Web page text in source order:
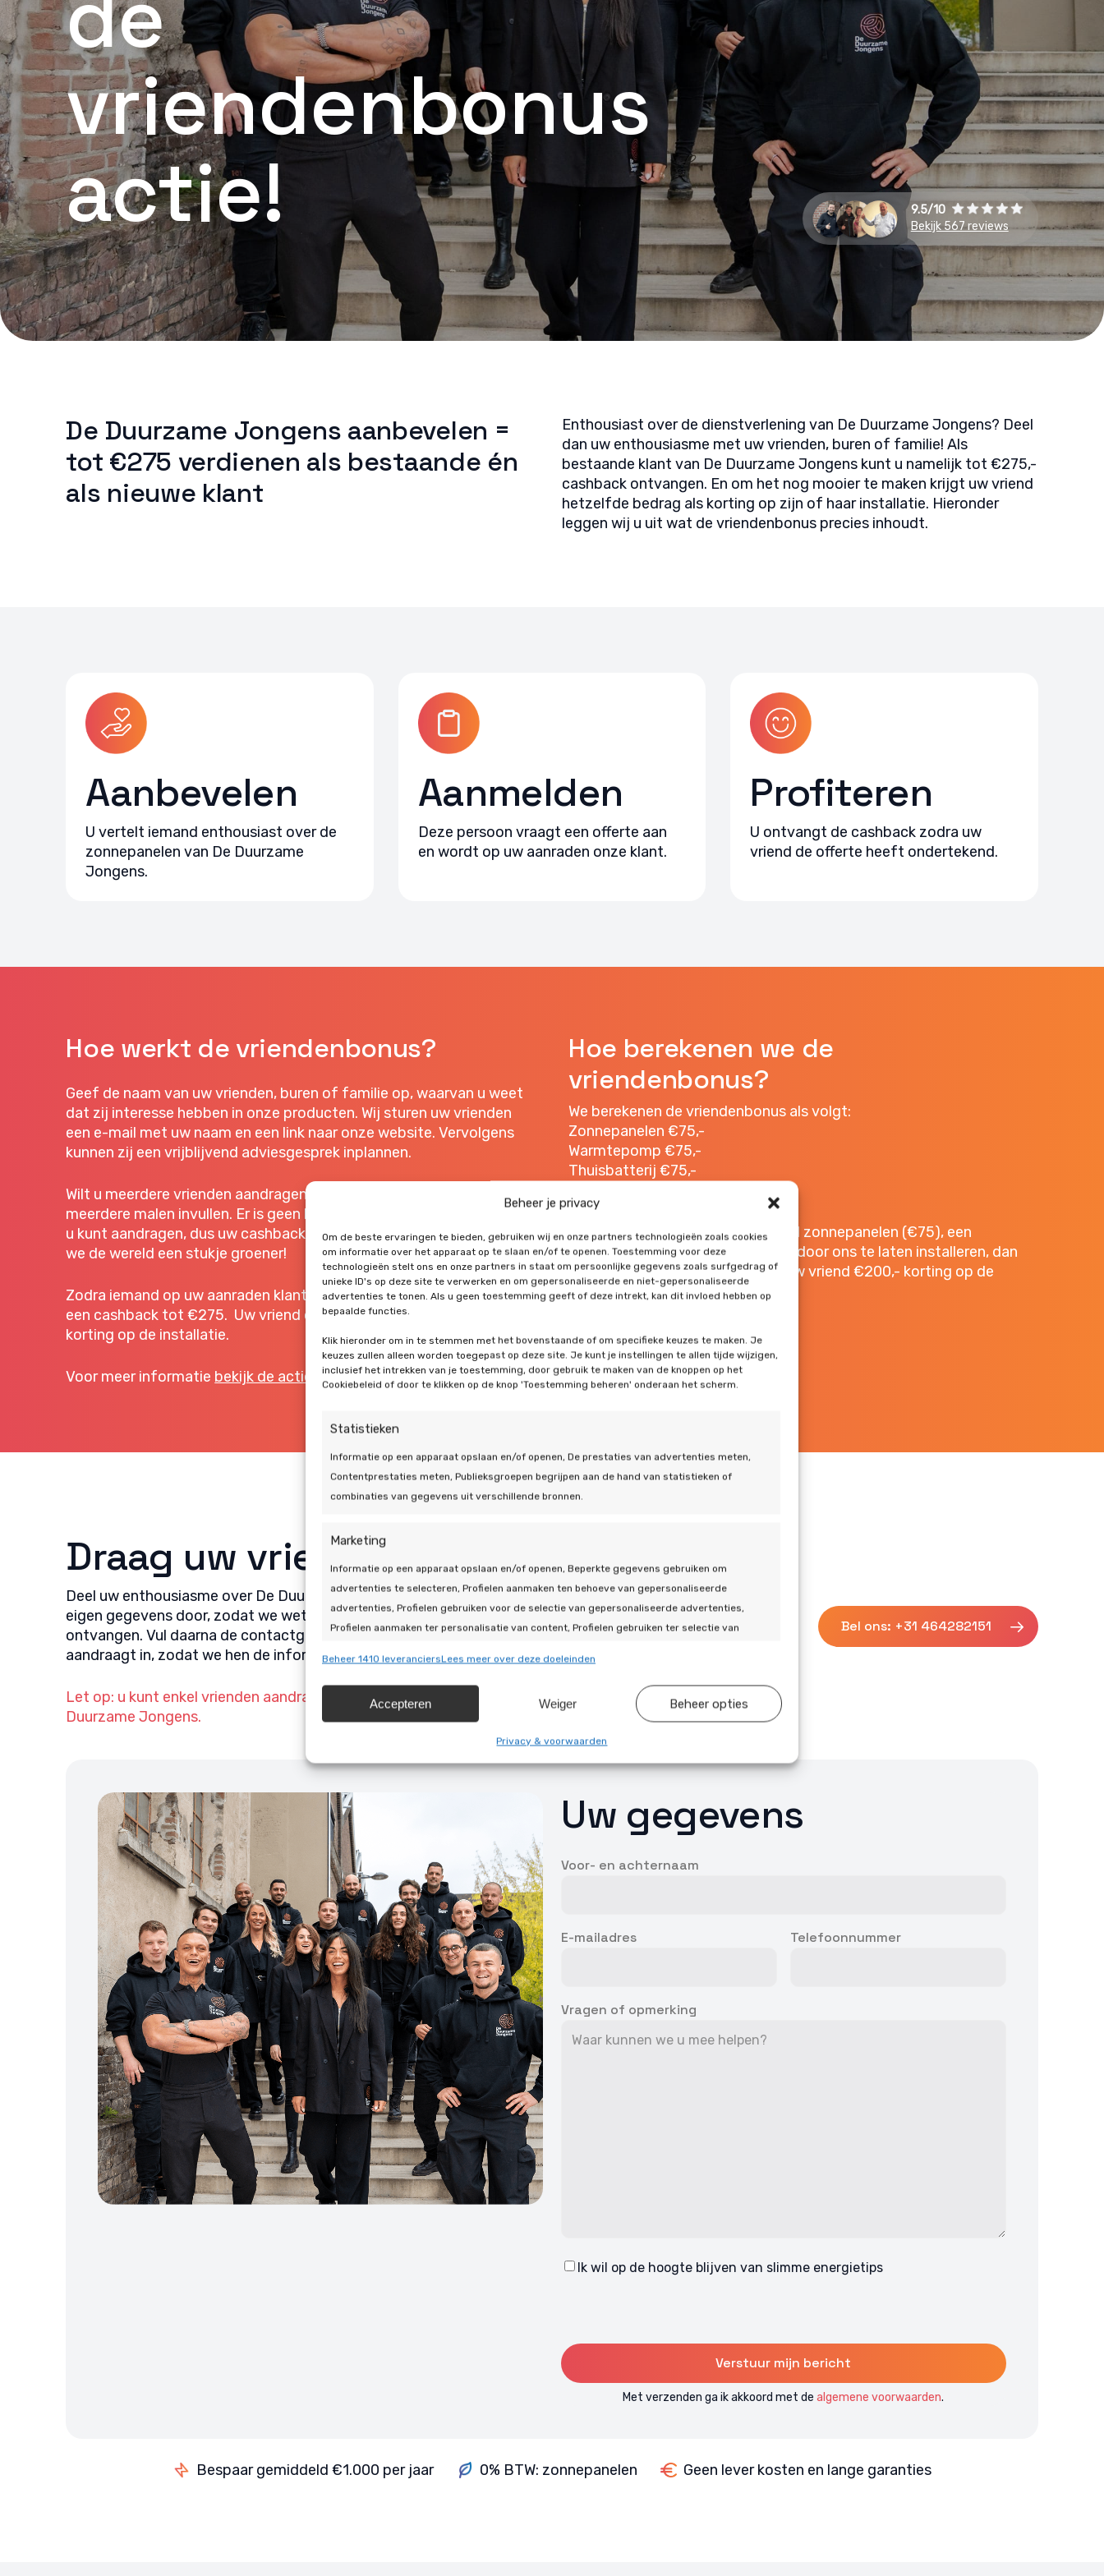
Beheer je privacy
Om de beste ervaringen te bieden, gebruiken wij en onze partners technologieën zoals cookies
om informatie over het apparaat op te slaan en/of te openen. Toestemming voor deze
technologieën stelt ons en onze partners in staat om persoonlijke gegevens zoals surfgedrag of
unieke ID's op deze site te verwerken en om gepersonaliseerde en niet-gepersonaliseerde
advertenties te tonen. Als u geen toestemming geeft of deze intrekt, kan dit invloed hebben op
bepaalde functies.
Klik hieronder om in te stemmen met het bovenstaande of om specifieke keuzes te maken. Je
keuzes zullen alleen worden toegepast op deze site. Je kunt je instellingen te allen tijde wijzigen,
inclusief het intrekken van je toestemming, door gebruik te maken van de knoppen op het
Cookiebeleid of door te klikken op de knop 'Toestemming beheren' onderaan het scherm.
Statistieken
Informatie op een apparaat opslaan en/of openen, De prestaties van advertenties meten,
Contentprestaties meten, Publieksgroepen begrijpen aan de hand van statistieken of
combinaties van gegevens uit verschillende bronnen.
Marketing
Informatie op een apparaat opslaan en/of openen, Beperkte gegevens gebruiken om
advertenties te selecteren, Profielen aanmaken ten behoeve van gepersonaliseerde
advertenties, Profielen gebruiken voor de selectie van gepersonaliseerde advertenties,
Profielen aanmaken ter personalisatie van content, Profielen gebruiken ter selectie van
gebruiken om content te selecteren.
Toepassingen Altijd actief
Gegevens uit andere gegevensbronnen met elkaar matchen en combineren,
Zorg dragen voor beveiliging, fraude voorkomen en detecteren en
fouten opsporen, Advertenties en content leveren en tonen,
Privacykeuzes opslaan en delen.
Beheer 1410 leveranciersLees meer over deze doeleinden
Accepteren Weiger Beheer opties
Privacy & voorwaarden
vriendenbonus
actie!
9.5/10
Bekijk 567 reviews
De Duurzame Jongens aanbevelen =
tot €275 verdienen als bestaande én
als nieuwe klant
Enthousiast over de dienstverlening van De Duurzame Jongens? Deel
dan uw enthousiasme met uw vrienden, buren of familie! Als
bestaande klant van De Duurzame Jongens kunt u namelijk tot €275,-
cashback ontvangen. En om het nog mooier te maken krijgt uw vriend
hetzelfde bedrag als korting op zijn of haar installatie. Hieronder
leggen wij u uit wat de vriendenbonus precies inhoudt.
Aanbevelen
U vertelt iemand enthousiast over de
zonnepanelen van De Duurzame
Jongens.
Aanmelden
Deze persoon vraagt een offerte aan
en wordt op uw aanraden onze klant.
Profiteren
U ontvangt de cashback zodra uw
vriend de offerte heeft ondertekend.
Hoe werkt de vriendenbonus?
Geef de naam van uw vrienden, buren of familie op, waarvan u weet
dat zij interesse hebben in onze producten. Wij sturen uw vrienden
een e-mail met uw naam en een link naar onze website. Vervolgens
kunnen zij een vrijblijvend adviesgesprek inplannen.
Wilt u meerdere vrienden aandragen? Dan kunt u het formulier
meerdere malen invullen. Er is geen limiet aan het aantal vrienden dat
u kunt aandragen, dus uw cashback kan flink oplopen. Samen maken
we de wereld een stukje groener!
Zodra iemand op uw aanraden klant bij ons wordt, ontvangt u een
een cashback tot €275. Uw vriend ontvangt hetzelfde bedrag als
korting op de installatie.
Voor meer informatie bekijk de actievoorwaarden.
Hoe berekenen we de
vriendenbonus?
We berekenen de vriendenbonus als volgt:
Zonnepanelen €75,-
Warmtepomp €75,-
Thuisbatterij €75,-
Rekenvoorbeeld: besluit uw vriend zonnepanelen (€75), een
thuisbatterij (€75) en airco (€50) door ons te laten installeren, dan
ontvangt u €200,- cashback en uw vriend €200,- korting op de
offerte.
Contact opnemen
Draag uw vriend aan!
Deel uw enthousiasme over De Duurzame Jongens! Geef eerst uw
eigen gegevens door, zodat we weten wie de vriendenbonus mag
ontvangen. Vul daarna de contactgegevens van de personen die u
aandraagt in, zodat we hen de informatie kunnen toesturen.
Let op: u kunt enkel vrienden aandragen als u klant bent van de
Duurzame Jongens.
Bel ons: +31 464282151
Uw gegevens
Voor- en achternaam
E-mailadres Telefoonnummer
Vragen of opmerking
Consent
Ik wil op de hoogte blijven van slimme energietips
Met verzenden ga ik akkoord met dealgemene voorwaarden.
Bespaar gemiddeld €1.000 per jaar 0% BTW: zonnepanelen Geen lever kosten en lange garanties